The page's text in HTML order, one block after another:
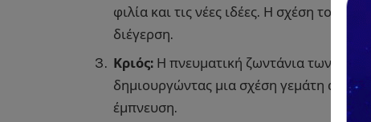
φιλία και τις νέες ιδέες. Η σχέση τους
διέγερση.
Κριός: Η πνευματική ζωντάνια των
δημιουργώντας μια σχέση γεμάτη
έμπνευση.